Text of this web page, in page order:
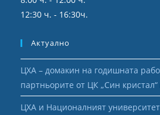
12:30 ч. - 16:30ч.
Актуално
ЦХА – домакин на годишната
партньорите от ЦК „Син кристал“
ЦХА и Националният